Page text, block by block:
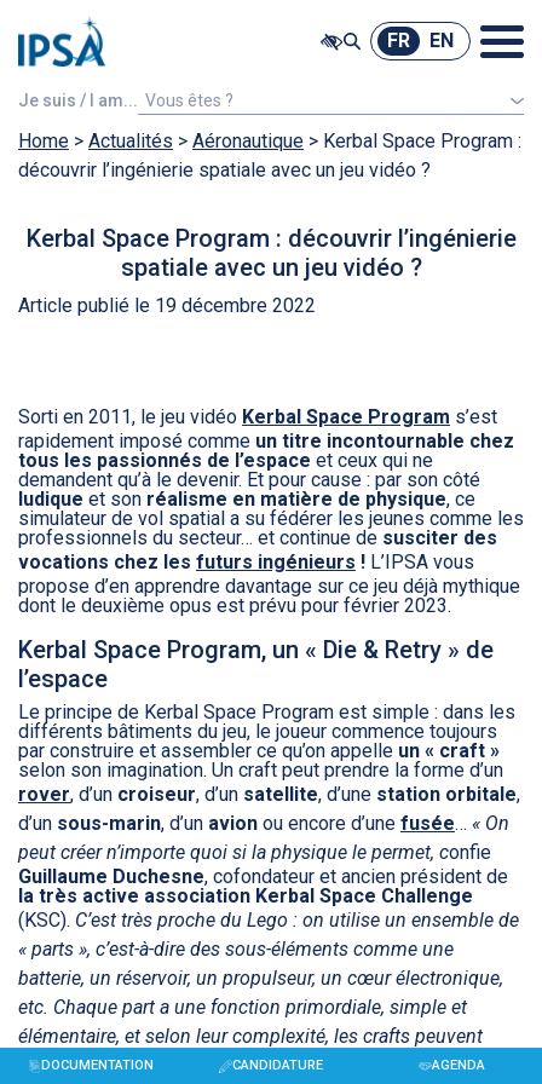
@ -0,0 +1,7 @@
FR EN
Je suis / I am... Vous êtes ?
Un étudiant étranger
DOCUMENTATION CANDIDATURE AGENDA
Home > Actualités > Aéronautique > Kerbal Space Program :
découvrir l’ingénierie spatiale avec un jeu vidéo ?
Kerbal Space Program : découvrir l’ingénierie
spatiale avec un jeu vidéo ?
Article publié le 19 décembre 2022
Sorti en 2011, le jeu vidéo Kerbal Space Program s’est
rapidement imposé comme un titre incontournable chez
tous les passionnés de l’espace et ceux qui ne
demandent qu’à le devenir. Et pour cause : par son côté
ludique et son réalisme en matière de physique, ce
simulateur de vol spatial a su fédérer les jeunes comme les
professionnels du secteur… et continue de susciter des
vocations chez les futurs ingénieurs ! L’IPSA vous
propose d’en apprendre davantage sur ce jeu déjà mythique
dont le deuxième opus est prévu pour février 2023.
Kerbal Space Program, un « Die & Retry » de
l’espace
Le principe de Kerbal Space Program est simple : dans les
différents bâtiments du jeu, le joueur commence toujours
par construire et assembler ce qu’on appelle un « craft »
selon son imagination. Un craft peut prendre la forme d’un
rover, d’un croiseur, d’un satellite, d’une station orbitale,
d’un sous-marin, d’un avion ou encore d’une fusée… « On
peut créer n’importe quoi si la physique le permet, confie
Guillaume Duchesne, cofondateur et ancien président de
la très active association Kerbal Space Challenge
(KSC). C’est très proche du Lego : on utilise un ensemble de
« parts », c’est-à-dire des sous-éléments comme une
batterie, un réservoir, un propulseur, un cœur électronique,
etc. Chaque part a une fonction primordiale, simple et
élémentaire, et selon leur complexité, les crafts peuvent
utiliser entre 50 et 500 parts ! »Ingénieur en mécanique et